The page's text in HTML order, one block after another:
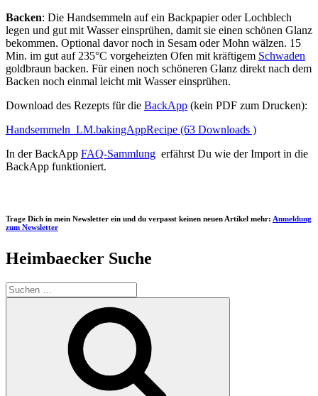
Backen: Die Handsemmeln auf ein Backpapier oder Lochblech
legen und gut mit Wasser einsprühen, damit sie einen schönen Glanz
bekommen. Optional davor noch in Sesam oder Mohn wälzen. 15
Min. im gut auf 235°C vorgeheizten Ofen mit kräftigem Schwaden
goldbraun backen. Für einen noch schöneren Glanz direkt nach dem
Backen noch einmal leicht mit Wasser einsprühen.
Download des Rezepts für die BackApp (kein PDF zum Drucken):
Handsemmeln_LM.bakingAppRecipe (63 Downloads )
In der BackApp FAQ-Sammlung erfährst Du wie der Import in die
BackApp funktioniert.
Trage Dich in mein Newsletter ein und du verpasst keinen neuen Artikel mehr: Anmeldung
zum Newsletter
Heimbaecker Suche
Suchen
nach: